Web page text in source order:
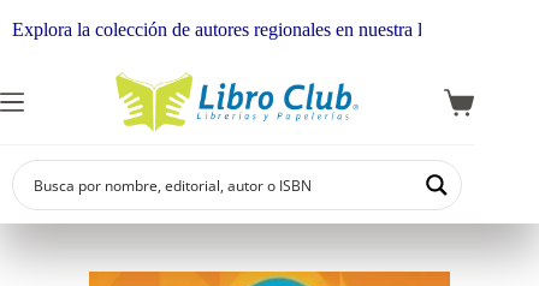
la colección de autores regionales en nuestra librería